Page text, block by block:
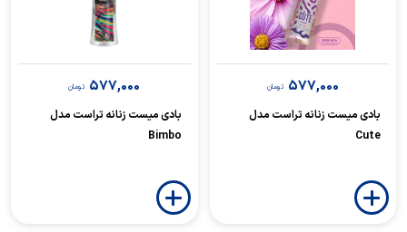
577,000 تومان
بادی میست زنانه تراست مدل
Cute
577,000 تومان
بادی میست زنانه تراست مدل
Bimbo